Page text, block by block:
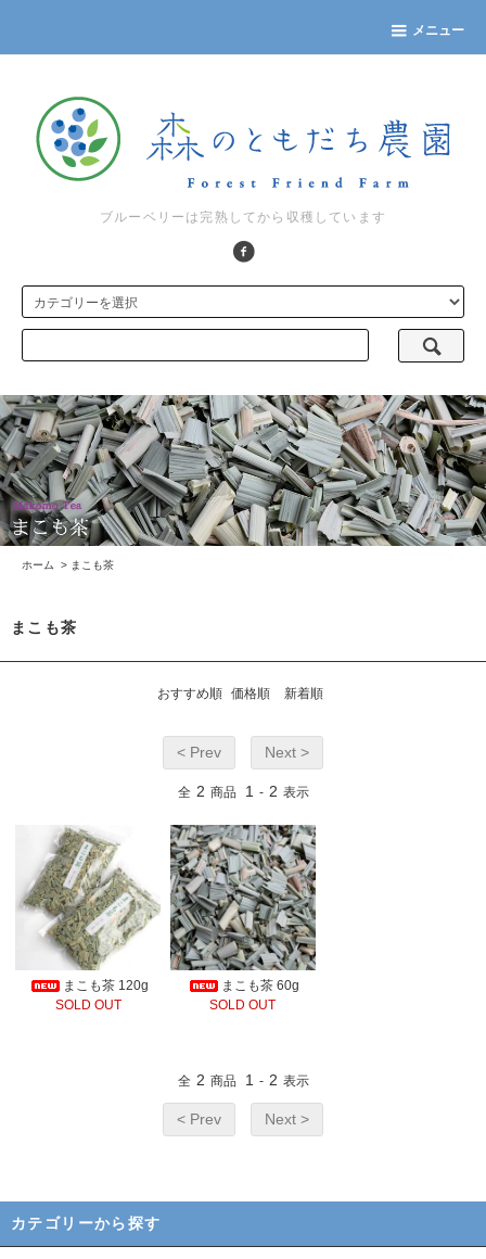
メニュー
ブルーベリーは完熟してから収穫しています
ホーム > まこも茶
まこも茶
おすすめ順 価格順 新着順
< Prev Next >
全 2 商品 1 - 2 表示
まこも茶 120g
SOLD OUT
まこも茶 60g
SOLD OUT
全 2 商品 1 - 2 表示
< Prev Next >
カテゴリーから探す